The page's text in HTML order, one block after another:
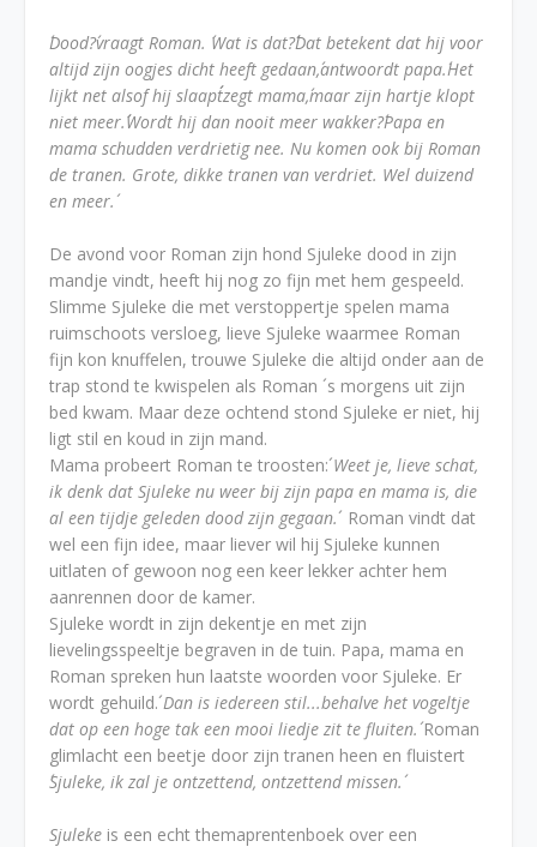
´Dood?´vraagt Roman. ´Wat is dat?´´Dat betekent dat hij voor
altijd zijn oogjes dicht heeft gedaan,´antwoordt papa.´Het
lijkt net alsof hij slaapt´´zegt mama,´maar zijn hartje klopt
niet meer.´´Wordt hij dan nooit meer wakker?´Papa en
mama schudden verdrietig nee. Nu komen ook bij Roman
de tranen. Grote, dikke tranen van verdriet. Wel duizend
en meer.´
De avond voor Roman zijn hond Sjuleke dood in zijn
mandje vindt, heeft hij nog zo fijn met hem gespeeld.
Slimme Sjuleke die met verstoppertje spelen mama
ruimschoots versloeg, lieve Sjuleke waarmee Roman
fijn kon knuffelen, trouwe Sjuleke die altijd onder aan de
trap stond te kwispelen als Roman ´s morgens uit zijn
bed kwam. Maar deze ochtend stond Sjuleke er niet, hij
ligt stil en koud in zijn mand.
Mama probeert Roman te troosten:´Weet je, lieve schat,
ik denk dat Sjuleke nu weer bij zijn papa en mama is, die
al een tijdje geleden dood zijn gegaan.´ Roman vindt dat
wel een fijn idee, maar liever wil hij Sjuleke kunnen
uitlaten of gewoon nog een keer lekker achter hem
aanrennen door de kamer.
Sjuleke wordt in zijn dekentje en met zijn
lievelingsspeeltje begraven in de tuin. Papa, mama en
Roman spreken hun laatste woorden voor Sjuleke. Er
wordt gehuild.´Dan is iedereen stil...behalve het vogeltje
dat op een hoge tak een mooi liedje zit te fluiten.´Roman
glimlacht een beetje door zijn tranen heen en fluistert
´Sjuleke, ik zal je ontzettend, ontzettend missen.´
Sjuleke is een echt themaprentenboek over een